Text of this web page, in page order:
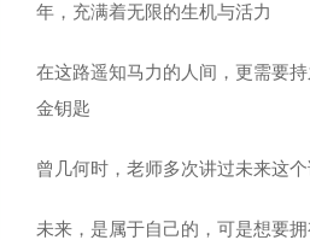
年，充满着无限的生机与活力
在这路遥知马力的人间，更需要
金钥匙
曾几何时，老师多次讲过未来这
未来，是属于自己的，可是想要